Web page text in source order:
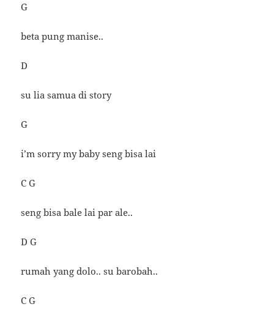
G
beta pung manise..
D
su lia samua di story
G
i’m sorry my baby seng bisa lai
C G
seng bisa bale lai par ale..
D G
rumah yang dolo.. su barobah..
C G